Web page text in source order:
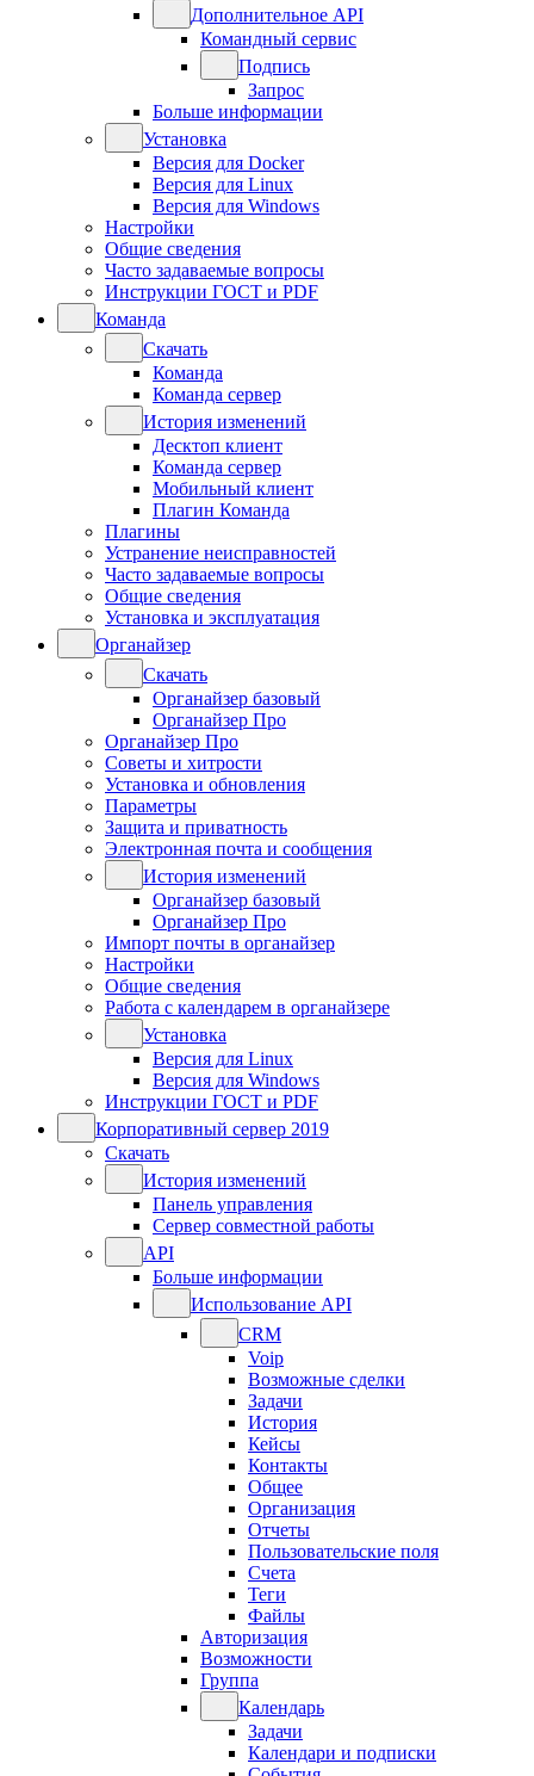
Дополнительное API
Командный сервис
Подпись
Запрос
Больше информации
Установка
Версия для Docker
Версия для Linux
Версия для Windows
Настройки
Общие сведения
Часто задаваемые вопросы
Инструкции ГОСТ и PDF
Команда
Скачать
Команда
Команда сервер
История изменений
Десктоп клиент
Команда сервер
Мобильный клиент
Плагин Команда
Плагины
Устранение неисправностей
Часто задаваемые вопросы
Общие сведения
Установка и эксплуатация
Органайзер
Скачать
Органайзер базовый
Органайзер Про
Органайзер Про
Советы и хитрости
Установка и обновления
Параметры
Защита и приватность
Электронная почта и сообщения
История изменений
Органайзер базовый
Органайзер Про
Импорт почты в органайзер
Настройки
Общие сведения
Работа с календарем в органайзере
Установка
Версия для Linux
Версия для Windows
Инструкции ГОСТ и PDF
Корпоративный сервер 2019
Скачать
История изменений
Панель управления
Сервер совместной работы
API
Больше информации
Использование API
CRM
Voip
Возможные сделки
Задачи
История
Кейсы
Контакты
Общее
Организация
Отчеты
Пользовательские поля
Счета
Теги
Файлы
Авторизация
Возможности
Группа
Календарь
Задачи
Календари и подписки